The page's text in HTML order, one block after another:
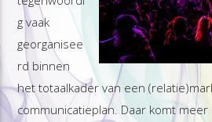
g vaak
georganisee
rd binnen
het totaalkader van een
communicatieplan. Daar komt